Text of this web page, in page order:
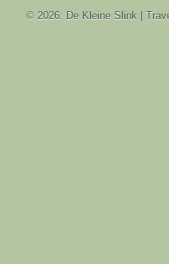
© 2026: De Kleine Slink |